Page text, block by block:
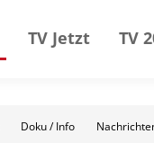
TV Jetzt TV
Doku / Info